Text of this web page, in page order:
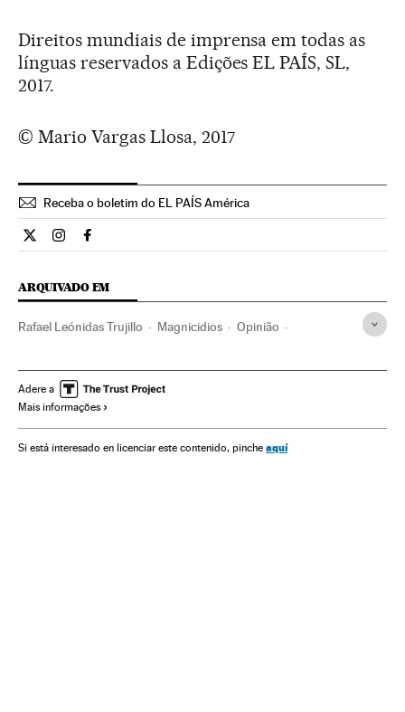
Direitos mundiais de imprensa em todas as
línguas reservados a Edições EL PAÍS, SL,
2017.
© Mario Vargas Llosa, 2017
Receba o boletim do EL PAÍS América
Opiniao El País Brasil en Twitter
Opiniao El País Brasil en Instagram
Opiniao El País Brasil en Facebook
ARQUIVADO EM
Rafael Leónidas Trujillo Magnicidios Opinião
Caribe Atentados mortais
Assassinatos
Acontecimentos América História Delitos
Adere a
Mais informações
Si está interesado en licenciar este contenido, pinche aquí